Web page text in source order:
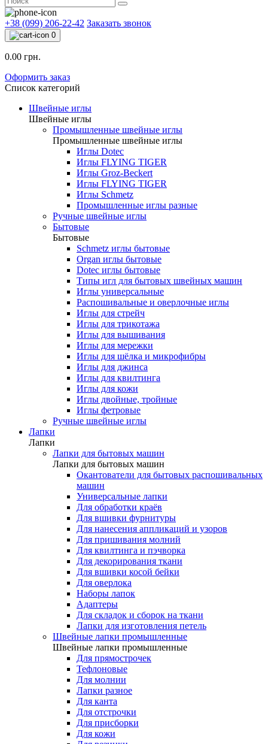
+38 (099) 206-22-42 Заказать звонок
0
0.00 грн.
Оформить заказ
Список категорий
Швейные иглы
Швейные иглы
Промышленные швейные иглы
Промышленные швейные иглы
Иглы Dotec
Иглы FLYING TIGER
Иглы Groz-Beckert
Иглы FLYING TIGER
Иглы Schmetz
Промышленные иглы разные
Ручные швейные иглы
Бытовые
Бытовые
Schmetz иглы бытовые
Organ иглы бытовые
Dotec иглы бытовые
Типы игл для бытовых швейных машин
Иглы универсальные
Распошивальные и оверлочные иглы
Иглы для стрейч
Иглы для трикотажа
Иглы для вышивания
Иглы для мережки
Иглы для шёлка и микрофибры
Иглы для джинса
Иглы для квилтинга
Иглы для кожи
Иглы двойные, тройные
Иглы фетровые
Ручные швейные иглы
Лапки
Лапки
Лапки для бытовых машин
Лапки для бытовых машин
Окантователи для бытовых распошивальных
машин
Универсальные лапки
Для обработки краёв
Для вшивки фурнитуры
Для нанесения аппликаций и узоров
Для пришивания молний
Для квилтинга и пэчворка
Для декорирования ткани
Для вшивки косой бейки
Для оверлока
Наборы лапок
Адаптеры
Для складок и сборок на ткани
Лапки для изготовления петель
Швейные лапки промышленные
Швейные лапки промышленные
Для прямострочек
Тефлоновые
Для молнии
Лапки разное
Для канта
Для отстрочки
Для присборки
Для кожи